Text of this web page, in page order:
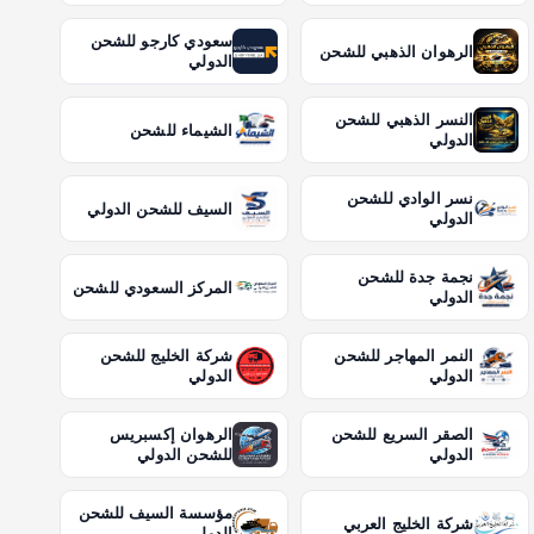
الرهوان الذهبي للشحن
سعودي كارجو للشحن
الدولي
النسر الذهبي للشحن
الدولي
الشيماء للشحن
نسر الوادي للشحن
الدولي
السيف للشحن الدولي
نجمة جدة للشحن
الدولي
المركز السعودي للشحن
النمر المهاجر للشحن
الدولي
شركة الخليج للشحن
الدولي
الصقر السريع للشحن
الدولي
الرهوان إكسبريس
للشحن الدولي
شركة الخليج العربي
مؤسسة السيف للشحن